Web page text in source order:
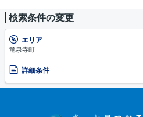
検索条件の変更
エリア
竜泉寺町
詳細条件